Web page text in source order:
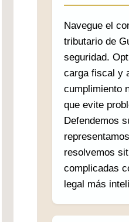
Navegue el
tributario de
seguridad.
carga fiscal y
cumplimiento
que evite
Defendemos
resolvemos
complicadas
legal más